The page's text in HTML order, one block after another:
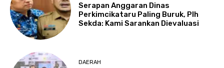
Serapan Anggaran Dinas
Perkimcikataru Paling Buruk, Plh
Sekda: Kami Sarankan Dievaluasi
DAERAH